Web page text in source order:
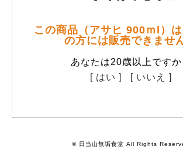
この商品（アサヒ 900ｍl）
の方には販売できませ
あなたは20歳以上ですか
[ はい ]
[ いいえ ]
© 日当山無垢食堂 All Rights